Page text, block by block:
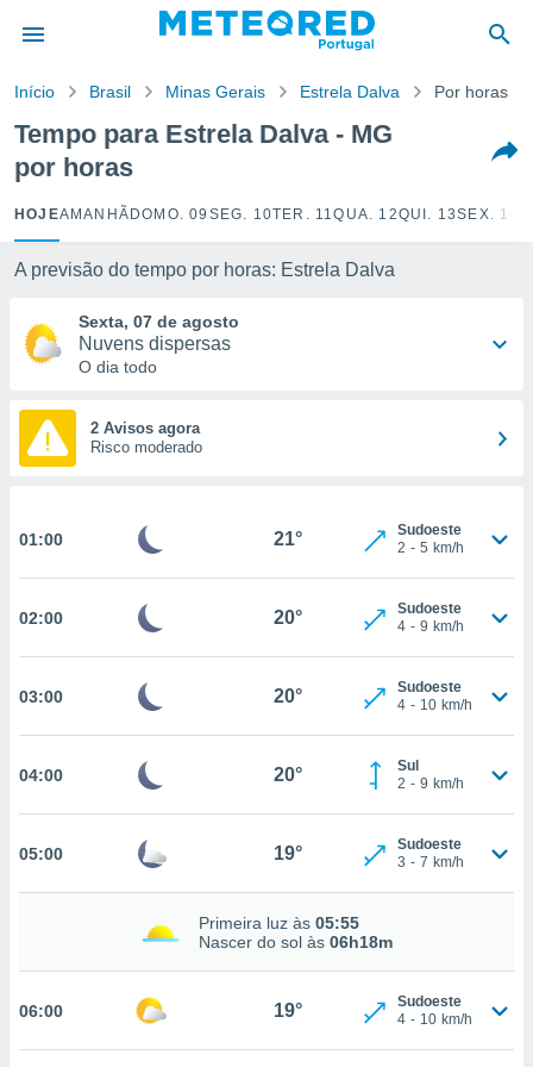
da
foi
para
fornecidas
a este
e
digital
de alta
botão
ao
ou
lhe
ACEITAR
Início Brasil Minas Gerais Estrela Dalva Por horas
Tempo para Estrela Dalva - MG
por horas
HOJEAMANHÃ DOMO. 09 SEG. 10TER. 11QUA. 12QUI. 13SEX. 14
A previsão do tempo por horas: Estrela Dalva
Sexta, 07 de agosto
Nuvens dispersas
O dia todo
2 Avisos agora
Risco moderado
01:00 21°
Sudoeste
2 - 5 km/h
02:00 20°
Sudoeste
4 - 9 km/h
03:00 20°
Sudoeste
4 - 10 km/h
04:00 20°
Sul
2 - 9 km/h
05:00 19°
Sudoeste
3 - 7 km/h
Primeira luz às 05:55
Nascer do sol às 06h18m
06:00 19°
Sudoeste
4 - 10 km/h